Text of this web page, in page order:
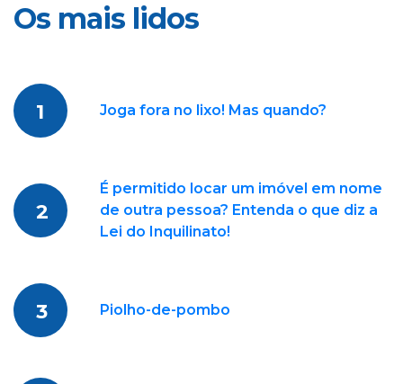
Os mais lidos
1 Joga fora no lixo! Mas quando?
2
É permitido locar um imóvel em nome
de outra pessoa? Entenda o que diz a
Lei do Inquilinato!
3 Piolho-de-pombo